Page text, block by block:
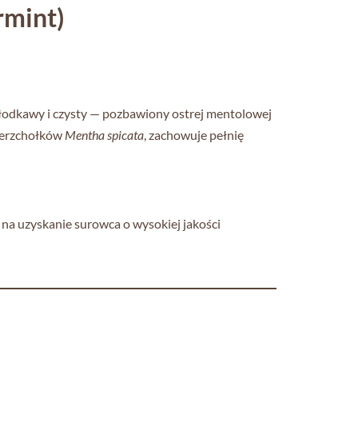
i czysty — pozbawiony ostrej mentolowej
Mentha spicata , zachowuje pełnię
uzyskanie surowca o wysokiej jakości